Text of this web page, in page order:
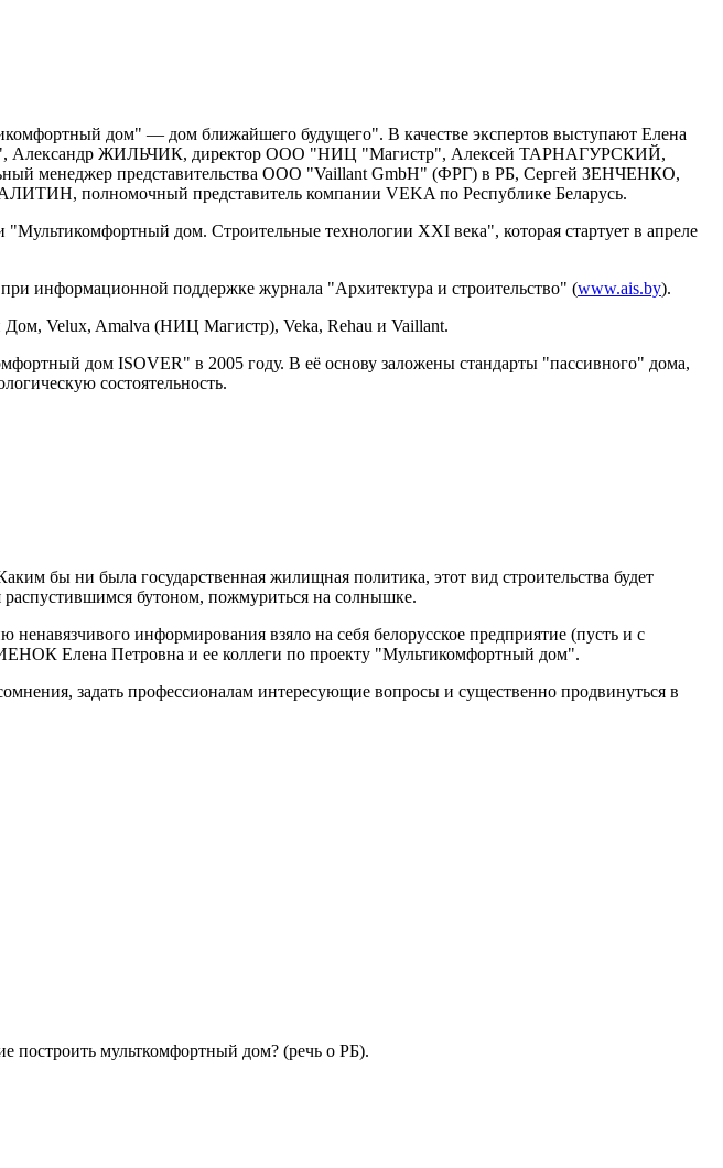
дом" — дом ближайшего будущего". В качестве экспертов выступают Елена
Александр ЖИЛЬЧИК, директор ООО "НИЦ "Магистр", Алексей ТАРНАГУРСКИЙ,
менеджер представительства ООО "Vaillant GmbH" (ФРГ) в РБ, Сергей ЗЕНЧЕНКО,
полномочный представитель компании VEKA по Республике Беларусь.
дом. Строительные технологии ХХI века", которая стартует в апреле
информационной поддержке журнала "Архитектура и строительство" (www.ais.by).
Velux, Amalva (НИЦ Магистр), Veka, Rehau и Vaillant.
дом ISOVER" в 2005 году. В её основу заложены стандарты "пассивного" дома,
состоятельность.
бы ни была государственная жилищная политика, этот вид строительства будет
распустившимся бутоном, пожмуриться на солнышке.
информирования взяло на себя белорусское предприятие (пусть и с
Елена Петровна и ее коллеги по проекту "Мультикомфортный дом".
задать профессионалам интересующие вопросы и существенно продвинуться в
построить мульткомфортный дом? (речь о РБ).